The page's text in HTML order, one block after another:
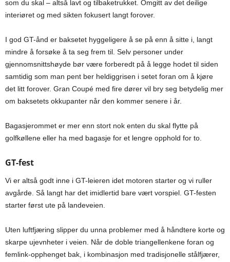
som du skal – altså lavt og tilbaketrukket. Omgitt av det deilige
interiøret og med sikten fokusert langt forover.
I god GT-ånd er baksetet hyggeligere å se på enn å sitte i, langt
mindre å forsøke å ta seg frem til. Selv personer under
gjennomsnittshøyde bør være forberedt på å legge hodet til siden
samtidig som man pent ber heldiggrisen i setet foran om å kjøre
det litt forover. Gran Coupé med fire dører vil bry seg betydelig mer
om baksetets okkupanter når den kommer senere i år.
Bagasjerommet er mer enn stort nok enten du skal flytte på
golfkøllene eller ha med bagasje for et lengre opphold for to.
GT-fest
Vi er altså godt inne i GT-leieren idet motoren starter og vi ruller
avgårde. Så langt har det imidlertid bare vært vorspiel. GT-festen
starter først ute på landeveien.
Uten luftfjæring slipper du unna problemer med å håndtere korte og
skarpe ujevnheter i veien. Når de doble triangellenkene foran og
femlink-opphenget bak, i kombinasjon med tradisjonelle stålfjærer,